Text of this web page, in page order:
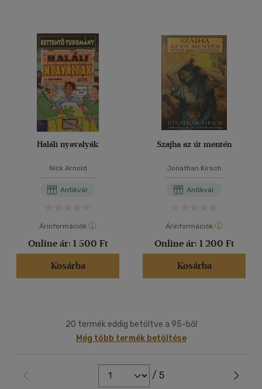
Haláli nyavalyák
Nick Arnold
Antikvár
Árinformációk
Online ár: 1 500 Ft
Kosárba
Szajha az út mentén
Jonathan Kirsch
Antikvár
Árinformációk
Online ár: 1 200 Ft
Kosárba
20 termék eddig betöltve a 95-ből
Még több termék betöltése
/ 5